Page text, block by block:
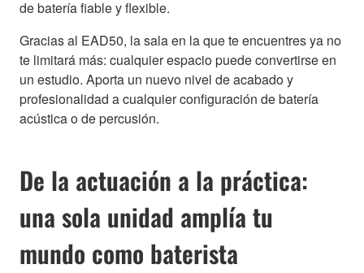
de batería fiable y flexible.
Gracias al EAD50, la sala en la que te encuentres ya no
te limitará más: cualquier espacio puede convertirse en
un estudio. Aporta un nuevo nivel de acabado y
profesionalidad a cualquier configuración de batería
acústica o de percusión.
De la actuación a la práctica:
una sola unidad amplía tu
mundo como baterista